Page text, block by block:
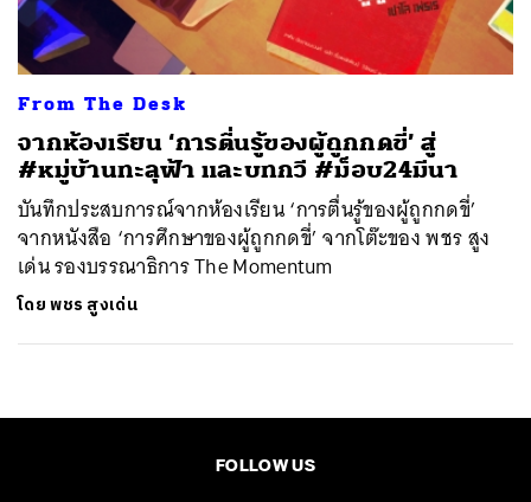
From The Desk
จากห้องเรียน ‘การตื่นรู้ของผู้ถูกกดขี่’ สู่
#หมู่บ้านทะลุฟ้า และบทกวี #ม็อบ24มีนา
บันทึกประสบการณ์จากห้องเรียน ‘การตื่นรู้ของผู้ถูกกดขี่’
จากหนังสือ ‘การศึกษาของผู้ถูกกดขี่’ จากโต๊ะของ พชร สูง
เด่น รองบรรณาธิการ The Momentum
โดยพชร สูงเด่น
FOLLOW US
ค้นหา
SHARE LINE